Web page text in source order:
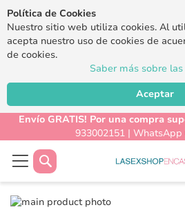
Política de Cookies
Nuestro sitio web utiliza cookies. Al
acepta nuestro uso de cookies de
de cookies.
Saber más sobre
Aceptar
Envío GRATIS! Por una compra
933002151 | WhatsApp
Buscar
Saltar